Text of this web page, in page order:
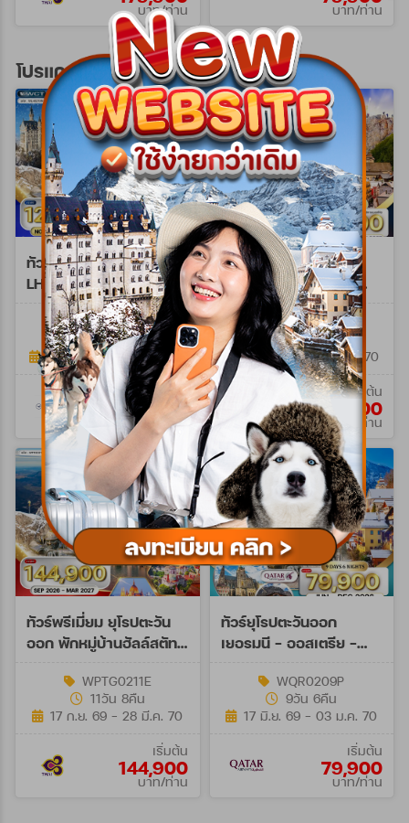
บาท/ท่าน บาท/ท่าน
โปรแกรมทัวร์ยุโรปตะวันออก
ทัวร์ยุโรปตะวันออก 10 วัน
LH/OS พักฮัลล์สตัทท์
NOV 26 - MAR 27
WLH0210M
10วัน 7คืน
06 พ.ย. 69 - 29 มี.ค. 70
เริ่มต้น
125,900
บาท/ท่าน
ทัวร์ยุโรปตะวันออก
เยอรมนี - ออสเตรีย -
เช็ก - สโลวาเกีย - ฮังการี
9วัน 6คืน (QR)
WQR0209NY
9วัน 6คืน
26 ธ.ค. 69 - 03 ม.ค. 70
เริ่มต้น
115,900
บาท/ท่าน
ทัวร์พรีเมี่ยม ยุโรปตะวัน
ออก พักหมู่บ้านฮัลล์สตัทท์
MAR 27 WPTG0211E
11วัน 8คืน
17 ก.ย. 69 - 28 มี.ค. 70
เริ่มต้น
144,900
บาท/ท่าน
ทัวร์ยุโรปตะวันออก
เยอรมนี - ออสเตรีย -
9วัน (QR)WQR0209P
9วัน 6คืน
17 มิ.ย. 69 - 03 ม.ค. 70
เริ่มต้น
79,900
บาท/ท่าน